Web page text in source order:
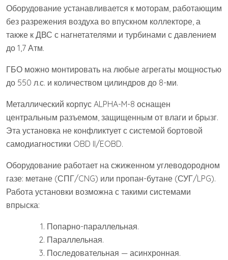
Оборудование устанавливается к моторам, работающим
без разрежения воздуха во впускном коллекторе, а
также к ДВС с нагнетателями и турбинами с давлением
до 1,7 Атм.
ГБО можно монтировать на любые агрегаты мощностью
до 550 л.с. и количеством цилиндров до 8-ми.
Металлический корпус ALPHA-M-8 оснащен
центральным разъемом, защищенным от влаги и брызг.
Эта установка не конфликтует с системой бортовой
самодиагностики OBD II/EOBD.
Оборудование работает на сжиженном углеводородном
газе: метане (СПГ/CNG) или пропан-бутане (СУГ/LPG).
Работа установки возможна с такими системами
впрыска:
Попарно-параллельная.
Параллельная.
Последовательная — асинхронная.